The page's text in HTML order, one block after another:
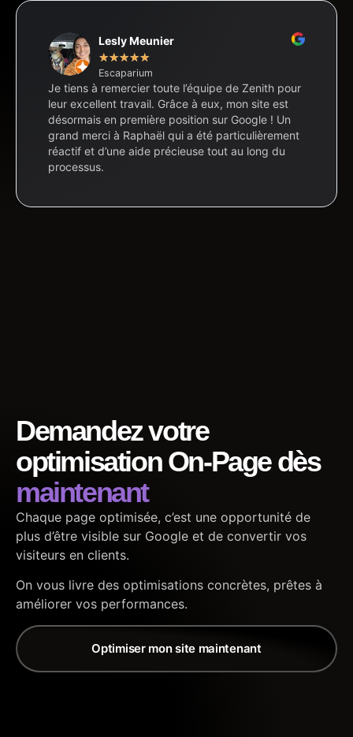
Lesly Meunier
★★★★★
Escaparium
Je tiens à remercier toute l’équipe de Zenith pour
leur excellent travail. Grâce à eux, mon site est
désormais en première position sur Google ! Un
grand merci à Raphaël qui a été particulièrement
réactif et d’une aide précieuse tout au long du
processus.
Demandez votre
optimisation On-Page dès
maintenant
Chaque page optimisée, c’est une opportunité de
plus d’être visible sur Google et de convertir vos
visiteurs en clients.
On vous livre des optimisations concrètes, prêtes à
améliorer vos performances.
Optimiser mon site maintenant